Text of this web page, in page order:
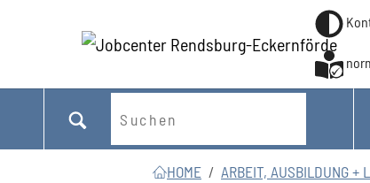
HOME ARBEIT, AUSBILDUNG +